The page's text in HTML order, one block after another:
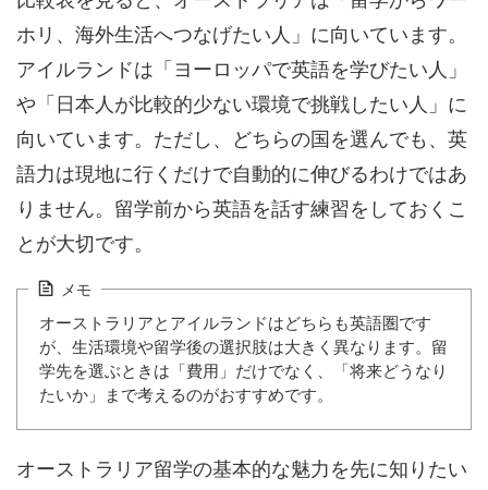
ホリ、海外生活へつなげたい人」に向いています。
アイルランドは「ヨーロッパで英語を学びたい人」
や「日本人が比較的少ない環境で挑戦したい人」に
向いています。ただし、どちらの国を選んでも、英
語力は現地に行くだけで自動的に伸びるわけではあ
りません。留学前から英語を話す練習をしておくこ
とが大切です。
メモ
オーストラリアとアイルランドはどちらも英語圏です
が、生活環境や留学後の選択肢は大きく異なります。留
学先を選ぶときは「費用」だけでなく、「将来どうなり
たいか」まで考えるのがおすすめです。
オーストラリア留学の基本的な魅力を先に知りたい